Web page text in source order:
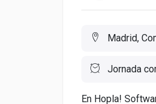
Madrid,
Jornada
En Hopla!